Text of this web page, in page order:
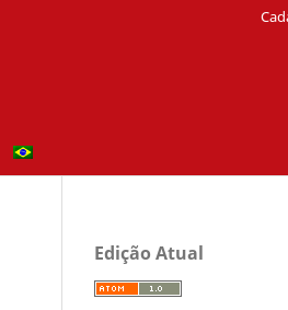
Edição Atual